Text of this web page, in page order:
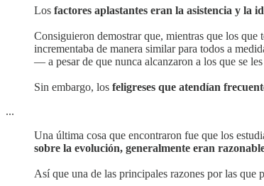
Los factores aplastantes eran la asistencia y la
Consiguieron demostrar que, mientras que los
incrementaba de manera similar para todos a
— a pesar de que nunca alcanzaron a los que se
Sin embargo, los feligreses que atendían
...
Una última cosa que encontraron fue que los
sobre la evolución, generalmente eran
Así que una de las principales razones por las que